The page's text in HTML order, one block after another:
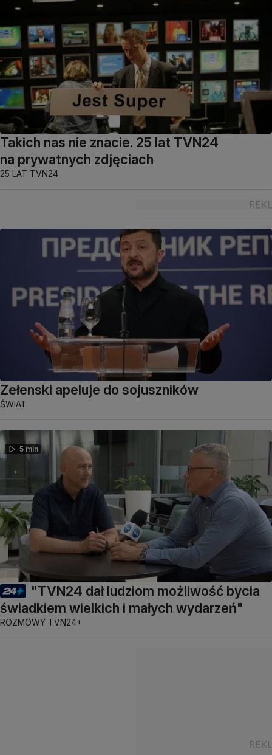
Takich nas nie znacie. 25 lat TVN24
na prywatnych zdjęciach
25 LAT TVN24
Zełenski apeluje do sojuszników
ŚWIAT
5 min
"TVN24 dał ludziom możliwość bycia
świadkiem wielkich i małych wydarzeń"
ROZMOWY TVN24+